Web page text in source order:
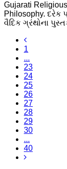
Gujarati
Philosophy. દરેક
વૈદિક ગ્રંથોના
1
...
23
24
25
26
27
28
29
30
...
40